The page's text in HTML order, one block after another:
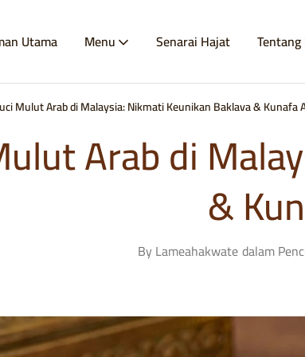
Utama Menu Senarai Hajat
Mulut Arab di Malaysia: Nikmati Keunikan Baklava & Kunafa
Arab di
&
ByLameahakwatedalam